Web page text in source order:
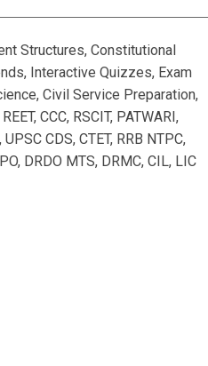
Structures, Constitutional
Interactive Quizzes, Exam
Civil Service Preparation,
CCC, RSCIT, PATWARI,
CDS, CTET, RRB NTPC,
DRDO MTS, DRMC, CIL, LIC